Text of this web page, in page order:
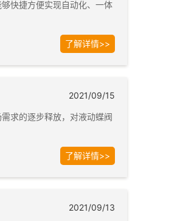
快捷方便实现自动化、一体
了解详情>>
2021/09/15
求的逐步释放，对液动蝶阀
了解详情>>
2021/09/13